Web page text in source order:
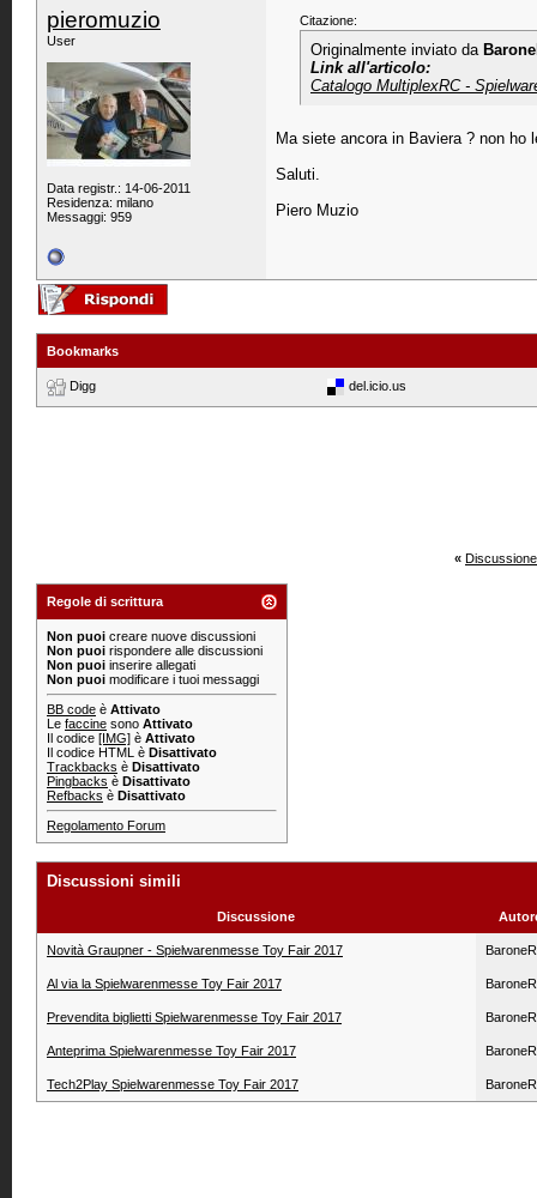
pieromuzio
User
Data registr.: 14-06-2011
Residenza: milano
Messaggi: 959
Citazione:
Originalmente inviato da
Link all'articolo:
Catalogo MultiplexRC -
Ma siete ancora in Baviera ? non ho
Saluti.
Piero Muzio
Bookmarks
Digg del.icio.us
«
Regole di scrittura
Non puoi creare nuove discussioni
Non puoi rispondere alle discussioni
Non puoi inserire allegati
Non puoi modificare i tuoi messaggi
BB code è Attivato
Le faccine sono Attivato
Il codice [IMG] è Attivato
Il codice HTML è Disattivato
Trackbacks è Disattivato
Pingbacks è Disattivato
Refbacks è Disattivato
Regolamento Forum
Discussioni simili
Discussione
Novità Graupner - Spielwarenmesse Toy Fair 2017
Al via la Spielwarenmesse Toy Fair 2017
Prevendita biglietti Spielwarenmesse Toy Fair 2017
Anteprima Spielwarenmesse Toy Fair 2017
Tech2Play Spielwarenmesse Toy Fair 2017